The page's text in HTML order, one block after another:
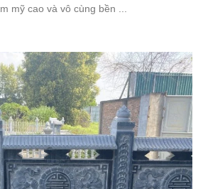
mỹ cao và vô cùng bền ...